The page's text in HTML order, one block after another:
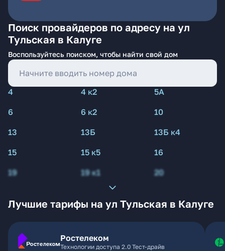
Поиск провайдеров по адресу на ул
Тульская в Калуге
Воспользуйтесь поиском, чтобы найти свой дом
4 4 к2
5А
6
6 к2
10
13
13Б
13Б к4
15
15 к5
16
19
19 к1 20
Лучшие тарифы на ул Тульская в Калуге
Ростелеком
Технологии доступа 2.0 Тест-драйв